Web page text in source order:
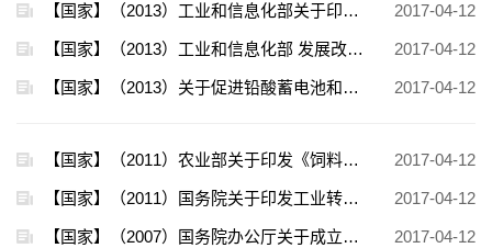
【国家】（2013）工业和信息化部关于印发《2013年工业节能与绿色发展专项行动实施方案》的通知 2017-04-12
【国家】（2013）工业和信息化部 发展改革委 环境保护部关于开展工业产品生态设计的指导意见 2017-04-12
【国家】（2013）关于促进铅酸蓄电池和再生铅产业规范发展的意见 2017-04-12
【国家】（2011）农业部关于印发《饲料工业“十二五”发展规划》的通知 2017-04-12
【国家】（2011）国务院关于印发工业转型升级规划（2011-2015年）的通知 2017-04-12
【国家】（2007）国务院办公厅关于成立国务院产品质量和食品安全领导小组的通知 2017-04-12